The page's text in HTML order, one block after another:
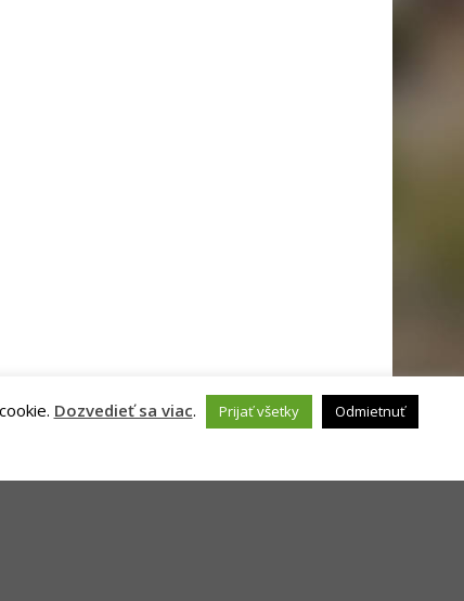
Dozvedieť sa viac. Prijať všetky
Odmietnuť